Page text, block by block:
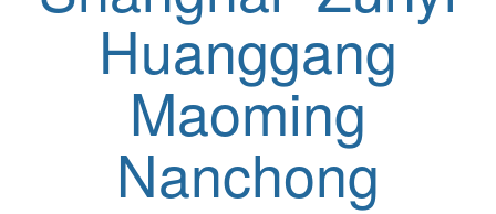
Huanggang
Maoming
Nanchong